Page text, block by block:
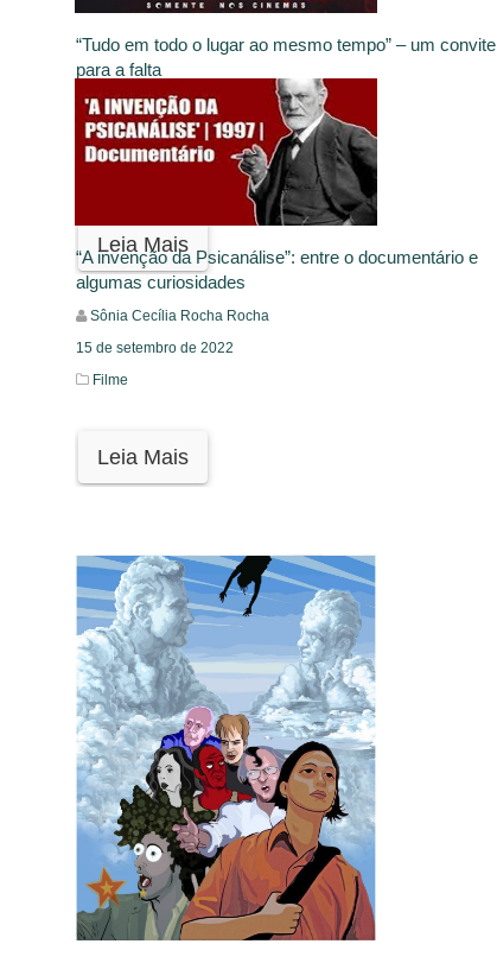
“Tudo em todo o lugar ao mesmo tempo” – um convite
para a falta
Matheus de Castro
23 de março de 2023
Filme
Leia Mais
“A invenção da Psicanálise”: entre o documentário e
algumas curiosidades
Sônia Cecília Rocha Rocha
15 de setembro de 2022
Filme
Leia Mais